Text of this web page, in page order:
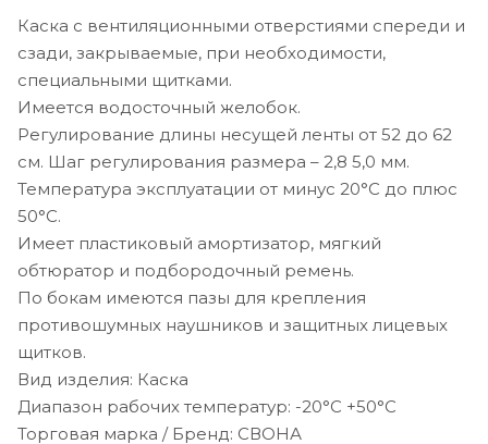
Каска с вентиляционными отверстиями спереди и
сзади, закрываемые, при необходимости,
специальными щитками.
Имеется водосточный желобок.
Регулирование длины несущей ленты от 52 до 62
см. Шаг регулирования размера – 2,8 5,0 мм.
Температура эксплуатации от минус 20°С до плюс
50°С.
Имеет пластиковый амортизатор, мягкий
обтюратор и подбородочный ремень.
По бокам имеются пазы для крепления
противошумных наушников и защитных лицевых
щитков.
Вид изделия: Каска
Диапазон рабочих температур: -20°С +50°С
Торговая марка / Бренд: СВОНА